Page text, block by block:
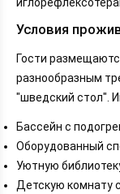
Условия
Гости
разнообразным
"шведский стол".
Бассейн с
Оборудованный
Уютную
Детскую комнату